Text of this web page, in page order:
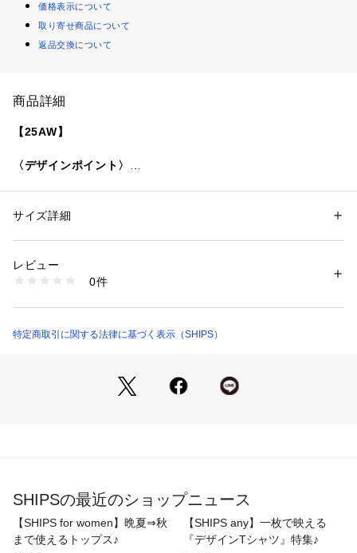
価格表示について
取り寄せ商品について
返品交換について
商品詳細
【25AW】
〈デザインポイント〉
シワ感のある生地とゆったりとしたシルエットで、程よいラフ
大きめのフラップポケットと別でサイドポケットもついてお
り、機能性とデザイン性を両立した一枚です。
・家庭洗濯可能（洗濯機OK）
接触冷感もあり、暑い時期から快適に着用いただけます。
天然素材のようなナチュラルな表情と、軽くてしなやかな質感
涼しくなったらトラッドなジャケットのインにするのも◎
スニーカーやカジュアルなサンダルと合わせればお洒落なアウ
トドアスタイルにぴったりです。
性別：レディース
素材：ナイロン100%
商品番号：
724050084 （ショップ）
サイズ詳細
レビュー
0件
特定商取引に関する法律に基づく表示（SHIPS）
SHIPSの最近のショップニュース
【SHIPS for women】晩夏⇒秋
まで使えるトップス♪
【SHIPS any】一枚で映える
『デザインTシャツ』特集♪